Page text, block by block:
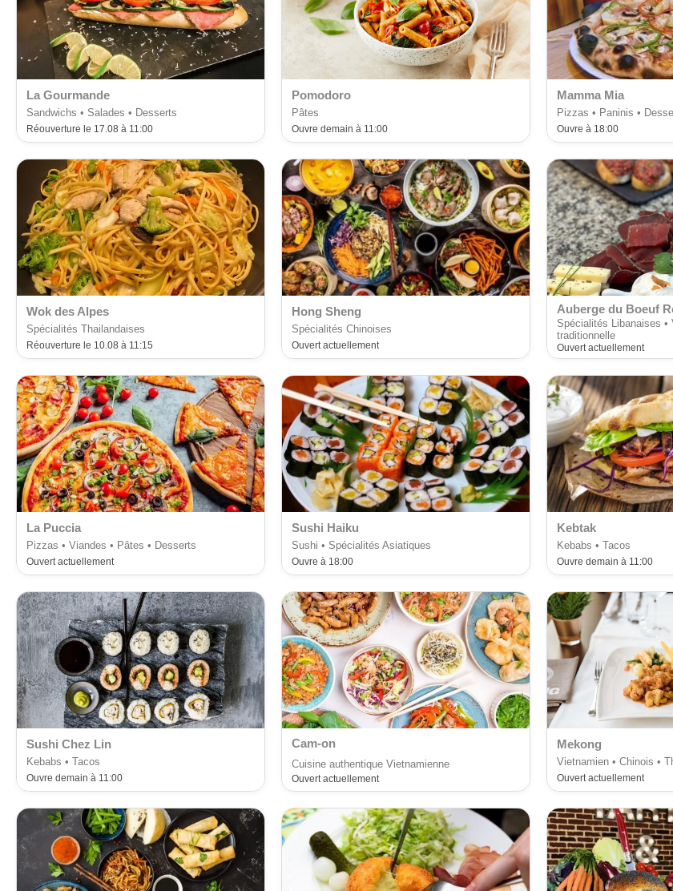
La Gourmande
Sandwichs • Salades • Desserts
Réouverture le 17.08 à 11:00
Pomodoro
Pâtes
Ouvre demain à 11:00
Mamma Mia
Pizzas • Paninis •
Ouvre à 18:00
Wok des Alpes
Spécialités Thailandaises
Réouverture le 10.08 à 11:15
Hong Sheng
Spécialités Chinoises
Ouvert actuellement
Auberge du Boeuf
Spécialités Libanaises •
traditionnelle
Ouvert actuellement
La Puccia
Pizzas • Viandes • Pâtes • Desserts
Ouvert actuellement
Sushi Haiku
Sushi • Spécialités Asiatiques
Ouvre à 18:00
Kebtak
Kebabs • Tacos
Ouvre demain à 11:00
Sushi Chez Lin
Kebabs • Tacos
Ouvre demain à 11:00
Cam-on
Cuisine authentique Vietnamienne
Ouvert actuellement
Mekong
Vietnamien • Chinois •
Ouvert actuellement